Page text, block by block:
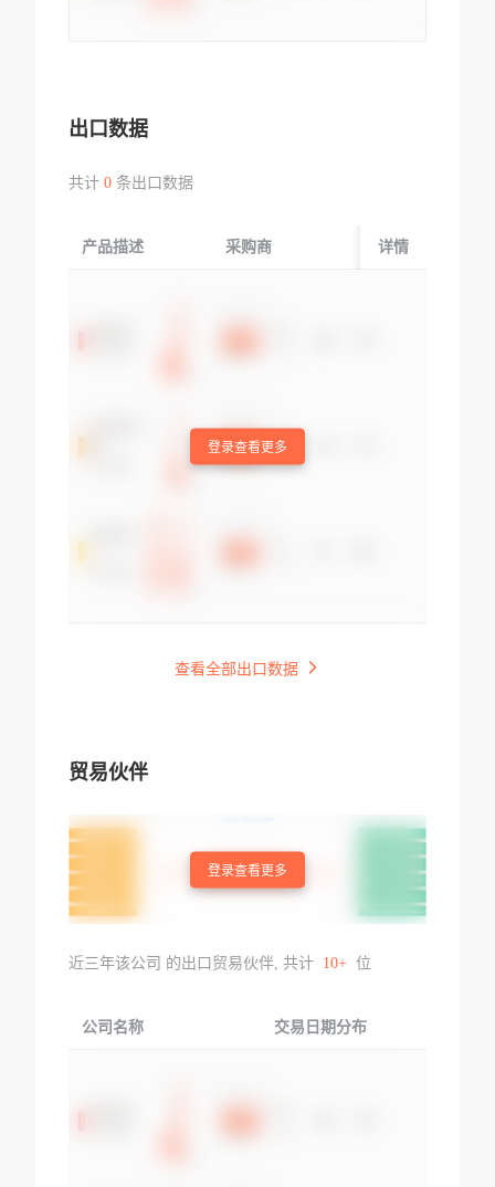
出口数据
共计 0条出口数据
产品描述 采购商 起运国/地区
详情
登录查看更多
查看全部出口数据
贸易伙伴
登录查看更多
近三年该公司 的出口贸易伙伴, 共计 10+ 位
公司名称 交易日期分布